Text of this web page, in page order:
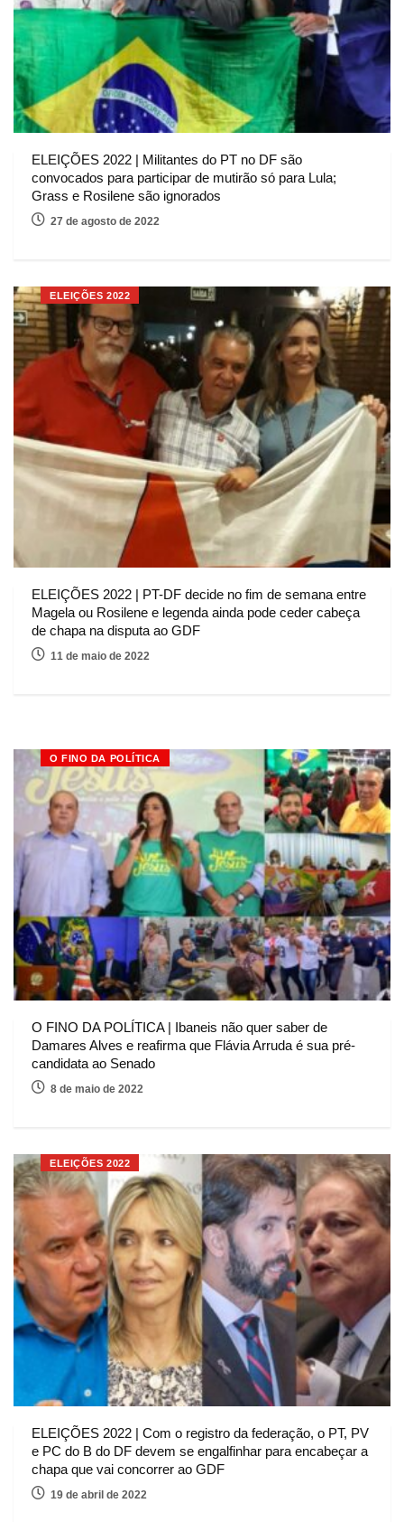
ELEIÇÕES 2022 | Militantes do PT no DF são
convocados para participar de mutirão só para Lula;
Grass e Rosilene são ignorados
27 de agosto de 2022
ELEIÇÕES 2022
ELEIÇÕES 2022 | PT-DF decide no fim de semana entre
Magela ou Rosilene e legenda ainda pode ceder cabeça
de chapa na disputa ao GDF
11 de maio de 2022
O FINO DA POLÍTICA
O FINO DA POLÍTICA | Ibaneis não quer saber de
Damares Alves e reafirma que Flávia Arruda é sua pré-
candidata ao Senado
8 de maio de 2022
ELEIÇÕES 2022
ELEIÇÕES 2022 | Com o registro da federação, o PT, PV
e PC do B do DF devem se engalfinhar para encabeçar a
chapa que vai concorrer ao GDF
19 de abril de 2022